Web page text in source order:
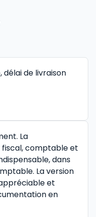
délai de livraison
La
comptable et
dans
La version
et
en